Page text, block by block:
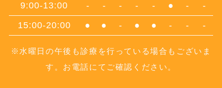
9:00-13:00
- - - - - ● -
-
15:00-20:00
● ● - ● ● - - -
※水曜日の午後も診療を行っている場合もございま
す。お電話にてご確認ください。